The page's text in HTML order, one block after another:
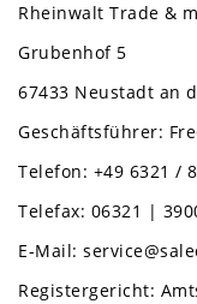
Rheinwalt Trade &
Grubenhof 5
67433 Neustadt an
Geschäftsführer:
Telefon: +49 6321 /
Telefax: 06321 |
E-Mail:
Registergericht: